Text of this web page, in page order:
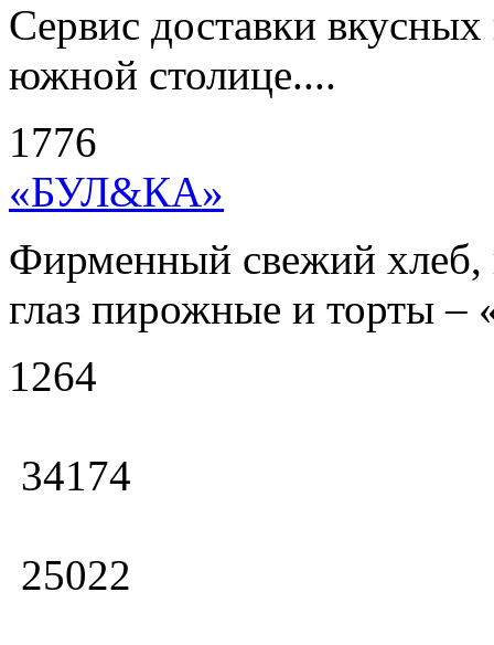
Сервис доставки
южной столице....
1776
«БУЛ&КА»
Фирменный свежий хлеб,
глаз пирожные и торты
1264
34174
25022